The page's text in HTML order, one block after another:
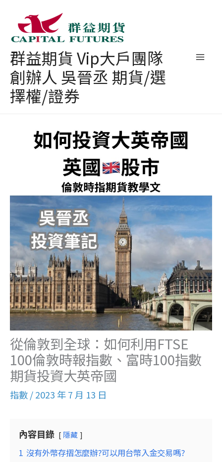
群益期貨 Vip大戶團隊
創辦人 吳晉丞 期貨/選
擇權/證券
從倫敦到全球：如何利用FTSE
100倫敦時報指數、富時100指數
期貨投資大英帝國
指數/2023 年 7 月 13 日
內容目錄 隱藏
1 沒有外幣存摺怎麼辦?可以用台幣入金交易嗎?